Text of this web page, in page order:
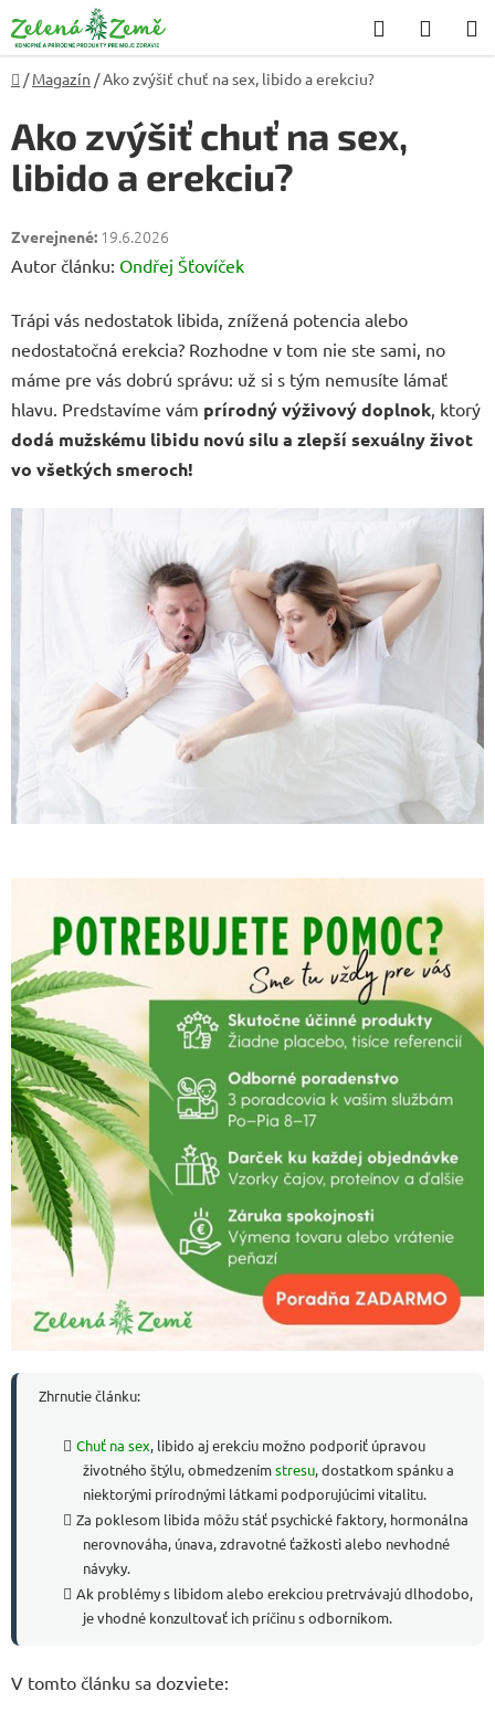
na
obsah
Hľadať
KOŠÍK
Domov
/ Magazín /Ako zvýšiť chuť na sex, libido a erekciu?
Ako zvýšiť chuť na sex,
libido a erekciu?
19.6.2026
Autor článku: Ondřej Šťovíček
Trápi vás nedostatok libida, znížená potencia alebo
nedostatočná erekcia? Rozhodne v tom nie ste sami, no
máme pre vás dobrú správu: už si s tým nemusíte lámať
hlavu. Predstavíme vám prírodný výživový doplnok, ktorý
dodá mužskému libidu novú silu a zlepší sexuálny život
vo všetkých smeroch!
Zhrnutie článku:
Chuť na sex, libido aj erekciu možno podporiť úpravou
životného štýlu, obmedzenímstresu, dostatkom spánku a
niektorými prírodnými látkami podporujúcimi vitalitu.
Za poklesom libida môžu stáť psychické faktory, hormonálna
nerovnováha, únava, zdravotné ťažkosti alebo nevhodné
návyky.
Ak problémy s libidom alebo erekciou pretrvávajú dlhodobo,
je vhodné konzultovať ich príčinu s odborníkom.
V tomto článku sa dozviete: